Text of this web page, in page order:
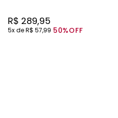
R$ 289,95
5 R$ 57,99 50%OFF